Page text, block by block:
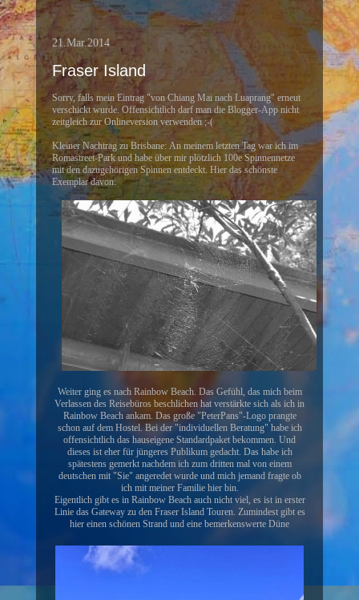
21.Mar.2014
Fraser Island
Sorry, falls mein Eintrag "von Chiang Mai nach Luaprang" erneut
verschickt wurde. Offensichtlich darf man die Blogger-App nicht
zeitgleich zur Onlineversion verwenden ;-(
Kleiner Nachtrag zu Brisbane: An meinem letzten Tag war ich im
Romastreet-Park und habe über mir plötzlich 100e Spinnennetze
mit den dazugehörigen Spinnen entdeckt. Hier das schönste
Exemplar davon:
Weiter ging es nach Rainbow Beach. Das Gefühl, das mich beim
Verlassen des Reisebüros beschlichen hat verstärkte sich als ich in
Rainbow Beach ankam. Das große "PeterPans"-Logo prangte
schon auf dem Hostel. Bei der "individuellen Beratung" habe ich
offensichtlich das hauseigene Standardpaket bekommen. Und
dieses ist eher für jüngeres Publikum gedacht. Das habe ich
spätestens gemerkt nachdem ich zum dritten mal von einem
deutschen mit "Sie" angeredet wurde und mich jemand fragte ob
ich mit meiner Familie hier bin.
Eigentlich gibt es in Rainbow Beach auch nicht viel, es ist in erster
Linie das Gateway zu den Fraser Island Touren. Zumindest gibt es
hier einen schönen Strand und eine bemerkenswerte Düne